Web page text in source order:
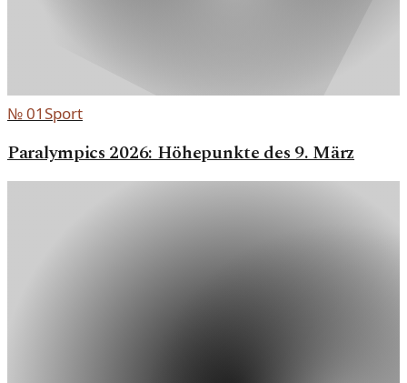
№01Sport
Paralympics 2026: Höhepunkte des 9. März